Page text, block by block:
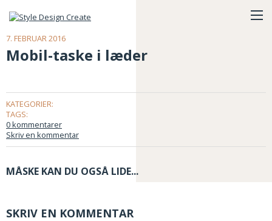
7. FEBRUAR 2016
Mobil-taske i læder
KATEGORIER:
TAGS:
0 kommentarer
Skriv en kommentar
MÅSKE KAN DU OGSÅ LIDE...
SKRIV EN KOMMENTAR